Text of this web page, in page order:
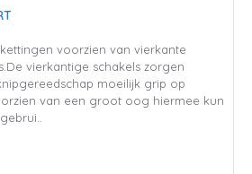
voorzien van vierkante
vierkantige schakels zorgen
moeilijk grip op
van een groot oog hiermee kun